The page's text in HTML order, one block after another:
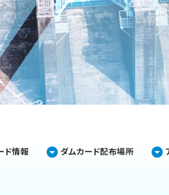
ド情報 ダムカード配布場所